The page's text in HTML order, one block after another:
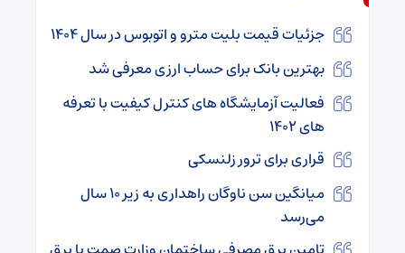
جزئیات قیمت بلیت مترو و اتوبوس در سال ۱۴۰۴
بهترین بانک برای حساب ارزی معرفی شد
فعالیت آزمایشگاه های کنترل کیفیت با تعرفه
های ۱۴۰۲
قراری برای ترور زلنسکی
میانگین سن ناوگان راهداری به زیر ۱۰ سال
می‌رسد